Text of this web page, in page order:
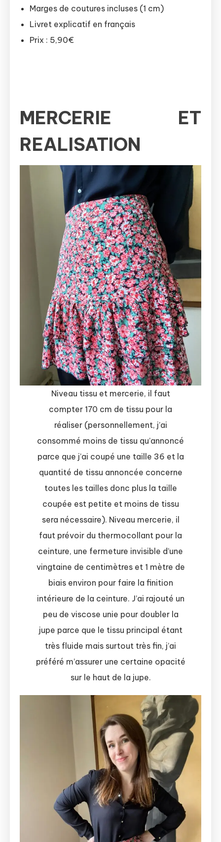
Marges de coutures incluses (1 cm)
Livret explicatif en français
Prix : 5,90€
MERCERIE ET
REALISATION
Niveau tissu et mercerie, il faut
compter 170 cm de tissu pour la
réaliser (personnellement, j’ai
consommé moins de tissu qu’annoncé
parce que j’ai coupé une taille 36 et la
quantité de tissu annoncée concerne
toutes les tailles donc plus la taille
coupée est petite et moins de tissu
sera nécessaire). Niveau mercerie, il
faut prévoir du thermocollant pour la
ceinture, une fermeture invisible d’une
vingtaine de centimètres et 1 mètre de
biais environ pour faire la finition
intérieure de la ceinture. J’ai rajouté un
peu de viscose unie pour doubler la
jupe parce que le tissu principal étant
très fluide mais surtout très fin, j’ai
préféré m’assurer une certaine opacité
sur le haut de la jupe.